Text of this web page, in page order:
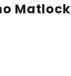
Matlock